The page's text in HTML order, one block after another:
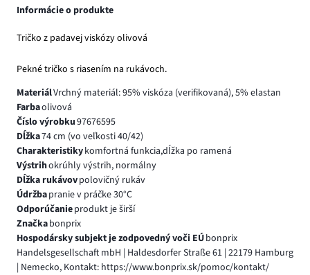
Informácie o produkte
Tričko z padavej viskózy olivová
Pekné tričko s riasením na rukávoch.
MateriálVrchný materiál: 95% viskóza (verifikovaná), 5% elastan
Farbaolivová
Číslo výrobku97676595
Dĺžka74 cm (vo veľkosti 40/42)
Charakteristikykomfortná funkcia,dĺžka po ramená
Výstrihokrúhly výstrih, normálny
Dĺžka rukávovpolovičný rukáv
Údržbapranie v práčke 30°C
Odporúčanieprodukt je širší
Značkabonprix
Hospodársky subjekt je zodpovedný voči EÚbonprix
Handelsgesellschaft mbH | Haldesdorfer Straße 61 | 22179 Hamburg
| Nemecko, Kontakt: https://www.bonprix.sk/pomoc/kontakt/